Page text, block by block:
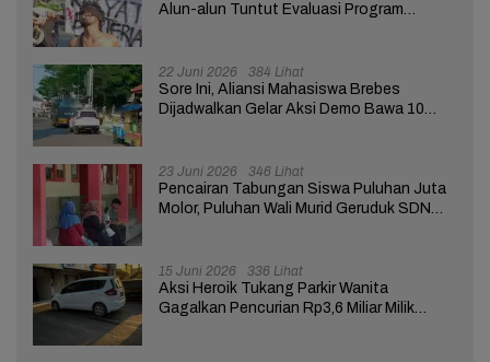
Alun-alun Tuntut Evaluasi Program
22 Juni 2026 384 Lihat
Sore Ini, Aliansi Mahasiswa Brebes
Dijadwalkan Gelar Aksi Demo Bawa 10
23 Juni 2026 346 Lihat
Pencairan Tabungan Siswa Puluhan Juta
Molor, Puluhan Wali Murid Geruduk SDN
15 Juni 2026 336 Lihat
Aksi Heroik Tukang Parkir Wanita
Gagalkan Pencurian Rp3,6 Miliar Milik